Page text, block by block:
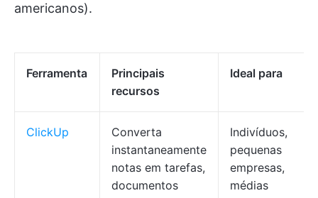
americanos).
Ferramenta
Principais
recursos
Ideal para
ClickUp
Converta
instantaneamente
notas em tarefas,
documentos
Indivíduos,
pequenas
empresas,
médias